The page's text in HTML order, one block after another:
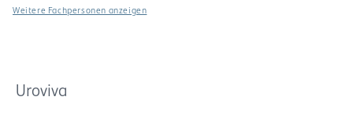
Weitere Fachpersonen anzeigen
Uroviva